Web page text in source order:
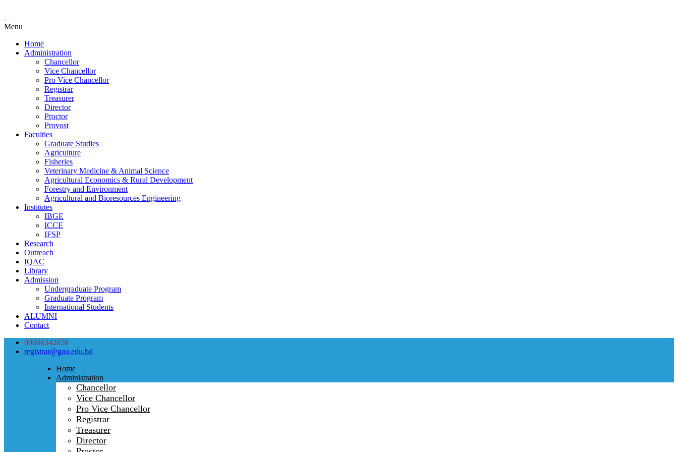
Menu
Home
Administration
Chancellor
Vice Chancellor
Pro Vice Chancellor
Registrar
Treasurer
Director
Proctor
Provost
Faculties
Graduate Studies
Agriculture
Fisheries
Veterinary Medicine & Animal Science
Agricultural Economics & Rural Development
Forestry and Environment
Agricultural and Bioresources Engineering
Institutes
IBGE
ICCE
IFSP
Research
Outreach
IQAC
Library
Admission
Undergraduate Program
Graduate Program
International Students
ALUMNI
Contact
09666342058
registrar@gau.edu.bd
Home
Administration
Chancellor
Vice Chancellor
Pro Vice Chancellor
Registrar
Treasurer
Director